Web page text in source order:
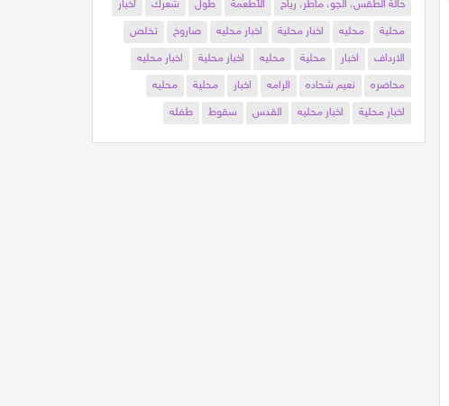
حالة الطقس، الجو، ماطر، رياح
الأطعمة طول شعرك
اخبار
محلية
محليه اخبار محلية اخبار محليه صاروخ
تخلص
الارداف
اخبار محلية محليه اخبار محلية
اخبار محليه
محاضره
نعيم شحاده الرامه اخبار محلية
محليه
اخبار محلية
اخبار محليه القدس سقوط طفله